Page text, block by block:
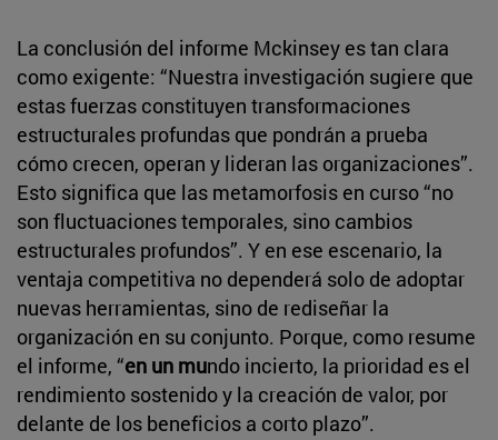
La conclusión del informe Mckinsey es tan clara
como exigente: “Nuestra investigación sugiere que
estas fuerzas constituyen transformaciones
estructurales profundas que pondrán a prueba
cómo crecen, operan y lideran las organizaciones”.
Esto significa que las metamorfosis en curso “no
son fluctuaciones temporales, sino cambios
estructurales profundos”. Y en ese escenario, la
ventaja competitiva no dependerá solo de adoptar
nuevas herramientas, sino de rediseñar la
organización en su conjunto. Porque, como resume
el informe, “en un mundo incierto, la prioridad es el
rendimiento sostenido y la creación de valor, por
delante de los beneficios a corto plazo”.